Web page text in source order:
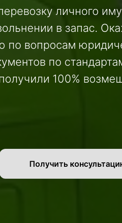
личного
в запас.
по вопросам
по
100%
Получить